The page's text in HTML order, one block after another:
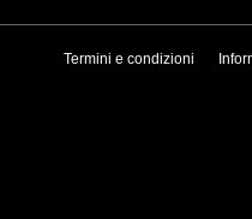
Termini e condizioni